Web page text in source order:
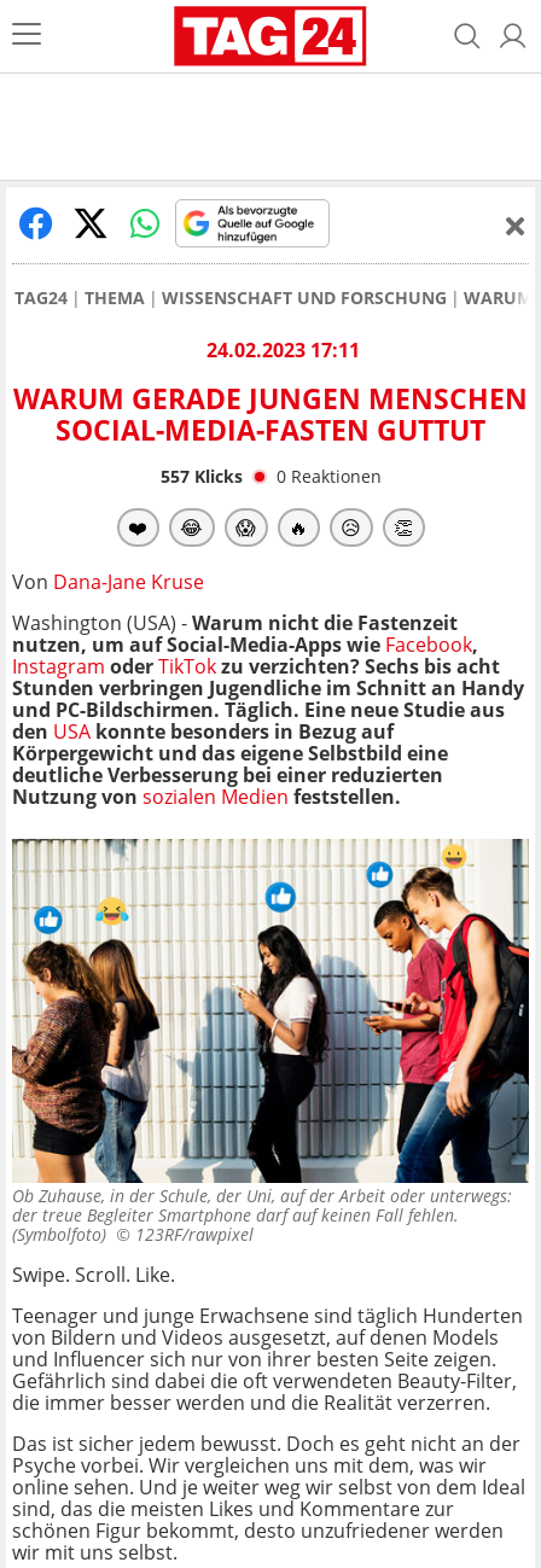
TAG24 THEMA WISSENSCHAFT UND FORSCHUNG WARUM
24.02.2023 17:11
WARUM GERADE JUNGEN MENSCHEN
SOCIAL-MEDIA-FASTEN GUTTUT
557Klicks 0 Reaktionen
❤️ 😂 😱 🔥 😥 👏
Von Dana-Jane Kruse
Washington (USA) -Warum nicht die Fastenzeit
nutzen, um auf Social-Media-Apps wie Facebook,
Instagram oderTikTokzu verzichten? Sechs bis acht
Stunden verbringen Jugendliche im Schnitt an Handy
und PC-Bildschirmen. Täglich. Eine neue Studie aus
den USA konnte besonders in Bezug auf
Körpergewicht und das eigene Selbstbild eine
deutliche Verbesserung bei einer reduzierten
Nutzung von sozialen Medien feststellen.
Ob Zuhause, in der Schule, der Uni, auf der Arbeit oder unterwegs:
der treue Begleiter Smartphone darf auf keinen Fall fehlen.
(Symbolfoto) © 123RF/rawpixel
Swipe. Scroll. Like.
Teenager und junge Erwachsene sind täglich Hunderten
von Bildern und Videos ausgesetzt, auf denen Models
und Influencer sich nur von ihrer besten Seite zeigen.
Gefährlich sind dabei die oft verwendeten Beauty-Filter,
die immer besser werden und die Realität verzerren.
Das ist sicher jedem bewusst. Doch es geht nicht an der
Psyche vorbei. Wir vergleichen uns mit dem, was wir
online sehen. Und je weiter weg wir selbst von dem Ideal
sind, das die meisten Likes und Kommentare zur
schönen Figur bekommt, desto unzufriedener werden
wir mit uns selbst.